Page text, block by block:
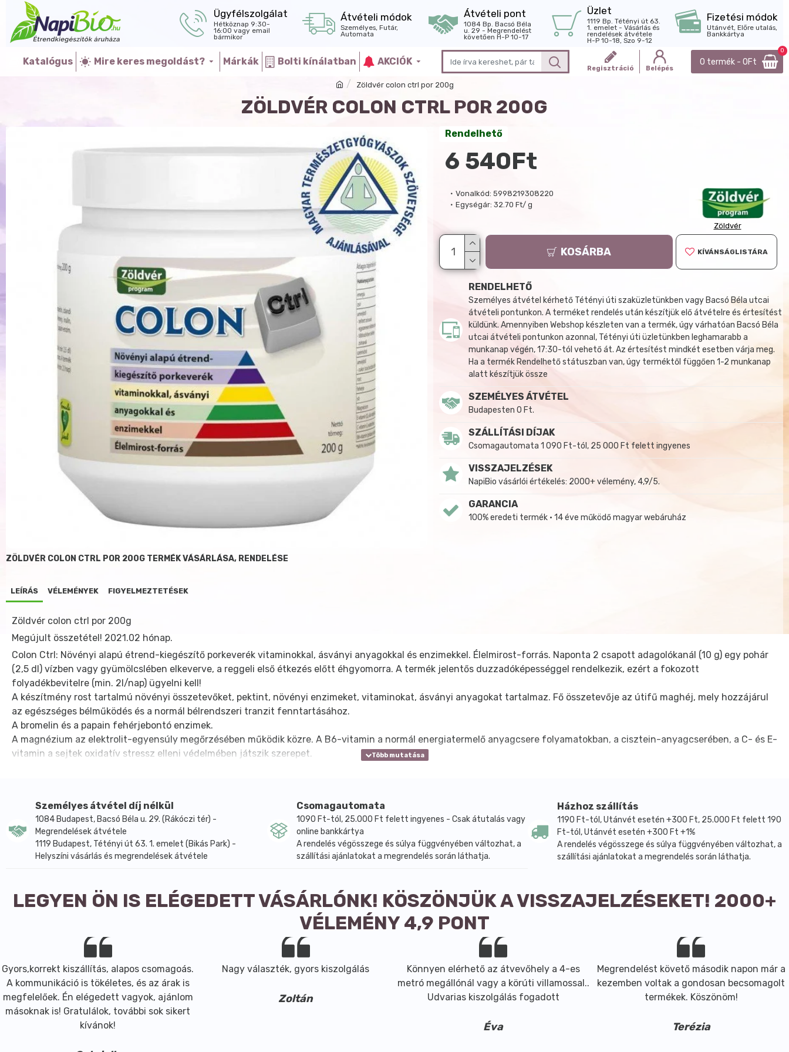
Ügyfélszolgálat
Hétköznap 9:30-
16:00 vagy email
bármikor
Átvételi módok
Személyes, Futár,
Automata
Átvételi pont
1084 Bp. Bacsó Béla
u. 29 - Megrendelést
követően H-P 10-17
Üzlet
1119 Bp. Tétényi út 63.
1. emelet - Vásárlás és
rendelések átvétele
H-P 10-18, Szo 9-12
Fizetési módok
Utánvét, Előre utalás,
Bankkártya
Katalógus Mire keres megoldást? Márkák Bolti kínálatban AKCIÓK
Regisztráció Belépés
0 termék - 0Ft
0
Zöldvér colon ctrl por 200g
ZÖLDVÉR COLON CTRL POR 200G
Vonalkód: 5998219308220
Egységár: 32.70 Ft/ g
Zöldvér
Rendelhető
6 540Ft
KOSÁRBA KÍVÁNSÁGLISTÁRA
RENDELHETŐ
Személyes átvétel kérhető Tétényi úti szaküzletünkben vagy Bacsó Béla utcai
átvételi pontunkon. A terméket rendelés után készítjük elő átvételre és értesítést
küldünk. Amennyiben Webshop készleten van a termék, úgy várhatóan Bacsó Béla
utcai átvételi pontunkon azonnal, Tétényi úti üzletünkben leghamarabb a
munkanap végén, 17:30-tól vehető át. Az értesítést mindkét esetben várja meg.
Ha a termék Rendelhető státuszban van, úgy terméktől függően 1-2 munkanap
alatt készítjük össze
SZEMÉLYES ÁTVÉTEL
Budapesten 0 Ft.
SZÁLLÍTÁSI DÍJAK
Csomagautomata 1 090 Ft-tól, 25 000 Ft felett ingyenes
VISSZAJELZÉSEK
NapiBio vásárlói értékelés: 2000+ vélemény, 4,9/5.
GARANCIA
100% eredeti termék • 14 éve működő magyar webáruház
ZÖLDVÉR COLON CTRL POR 200G TERMÉK VÁSÁRLÁSA, RENDELÉSE
LEÍRÁS VÉLEMÉNYEK FIGYELMEZTETÉSEK
Zöldvér colon ctrl por 200g
Megújult összetétel! 2021.02 hónap.
Colon Ctrl: Növényi alapú étrend-kiegészítő porkeverék vitaminokkal, ásványi anyagokkal és enzimekkel. Élelmirost-forrás. Naponta 2 csapott adagolókanál (10 g) egy pohár
(2,5 dl) vízben vagy gyümölcslében elkeverve, a reggeli első étkezés előtt éhgyomorra. A termék jelentős duzzadóképességgel rendelkezik, ezért a fokozott
folyadékbevitelre (min. 2l/nap) ügyelni kell!
A készítmény rost tartalmú növényi összetevőket, pektint, növényi enzimeket, vitaminokat, ásványi anyagokat tartalmaz. Fő összetevője az útifű maghéj, mely hozzájárul
az egészséges bélműködés és a normál bélrendszeri tranzit fenntartásához.
A bromelin és a papain fehérjebontó enzimek.
A magnézium az elektrolit-egyensúly megőrzésében működik közre. A B6-vitamin a normál energiatermelő anyagcsere folyamatokban, a cisztein-anyagcserében, a C- és E-
vitamin a sejtek oxidatív stressz elleni védelmében játszik szerepet.
Felhasználási javaslat: naponta 2 csapott adagolókanál (10 g) egy pohár (min. 2,5 dl) vízben vagy gyümölcslében elkeverve, a reggeli első étkezés előtt éhgyomorra. A termék
jelentős duzzadóképességgel rendelkezik, ezért a fokozott folyadékbevitelre (min. 2 l/nap) ügyelni kell.
Nyomokban zabot, árpát, zellert, mustármagot és zöldkagylót tartalmazhat.
Magnézium (Magnézium-szulfát), C-vitamin (L-aszkorbinsav), E-vitamin (D,L-alfa-tokoferil-acetát), B6-vitamin (piridoxin-hidroklorid), MSM (Methylsulfonilmetan, Papain
Nyomokban zabot, árpát, zellert, mustármagot és zöldkagylót tartalmazhat.
Személyes átvétel díj nélkül
1084 Budapest, Bacsó Béla u. 29. (Rákóczi tér) -
Megrendelések átvétele
1119 Budapest, Tétényi út 63. 1. emelet (Bikás Park) -
Helyszíni vásárlás és megrendelések átvétele
Csomagautomata
1090 Ft-tól, 25.000 Ft felett ingyenes - Csak átutalás vagy
online bankkártya
A rendelés végösszege és súlya függvényében változhat, a
szállítási ajánlatokat a megrendelés során láthatja.
Házhoz szállítás
1190 Ft-tól, Utánvét esetén +300 Ft, 25.000 Ft felett 190
Ft-tól, Utánvét esetén +300 Ft +1%
A rendelés végösszege és súlya függvényében változhat, a
szállítási ajánlatokat a megrendelés során láthatja.
LEGYEN ÖN IS ELÉGEDETT VÁSÁRLÓNK! KÖSZÖNJÜK A VISSZAJELZÉSEKET! 2000+
VÉLEMÉNY 4,9 PONT
Gyors,korrekt kiszállítás, alapos csomagoás.
A kommunikáció is tökéletes, és az árak is
megfelelőek. Én elégedett vagyok, ajánlom
másoknak is! Gratulálok, további sok sikert
kívánok!
Nagy választék, gyors kiszolgálás
Zoltán
Könnyen elérhető az átvevőhely a 4-es
metró megállónál vagy a körúti villamossal..
Udvarias kiszolgálás fogadott
Éva
Megrendelést követő második napon már a
kezemben voltak a gondosan becsomagolt
termékek. Köszönöm!
Terézia